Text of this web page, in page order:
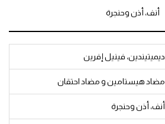
أنف، أذن وحنجرة
ديميتيندين، فينيل إفرين
مضاد هيستامين و مضاد احتقان
أنف، أذن وحنجرة